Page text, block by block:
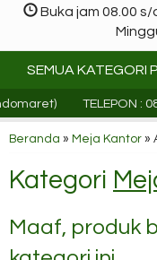
Buka jam 08.00 s/
SEMUA KATEGORI
TELEPON :
Beranda » Meja Kantor »
Kategori
Maaf, produk